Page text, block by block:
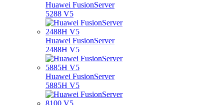
Huawei FusionServer
5288 V5
Huawei FusionServer
2488H V5
Huawei FusionServer
5885H V5